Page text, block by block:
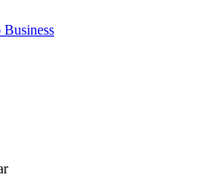
Business